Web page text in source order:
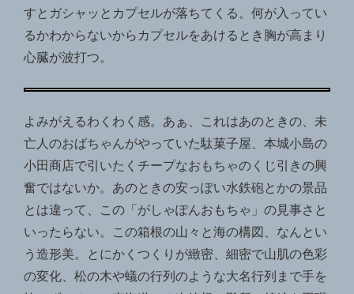
すとガシャッとカプセルが落ちてくる。何が入ってい
るかわからないからカプセルをあけるとき胸が高まり
心臓が波打つ。
よみがえるわくわく感。あぁ、これはあのときの、未
亡人のおばちゃんがやっていた駄菓子屋、本城小島の
小田商店で引いたくチープなおもちゃのくじ引きの興
奮ではないか。あのときの安っぽい水鉄砲とかの景品
とは違って、この「がしゃぽんおもちゃ」の見事さと
いったらない。この箱根の山々と海の構図、なんとい
う造形美。とにかくつくりが緻密、細密で山肌の色彩
の変化、松の木や蟻の行列のような大名行列まで手を